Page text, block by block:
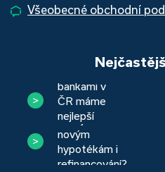
Všeobecné obchodní
Se kterými
bankami v
ČR máme
nejlepší
zkušenost?
Věnujete se
novým
hypotékám i
refinancování?